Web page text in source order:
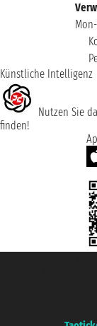
Künstliche Intelligenz
Nutzen Sie
finden!